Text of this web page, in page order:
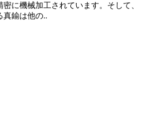
に機械加工されています。そして、
真鍮は他の..